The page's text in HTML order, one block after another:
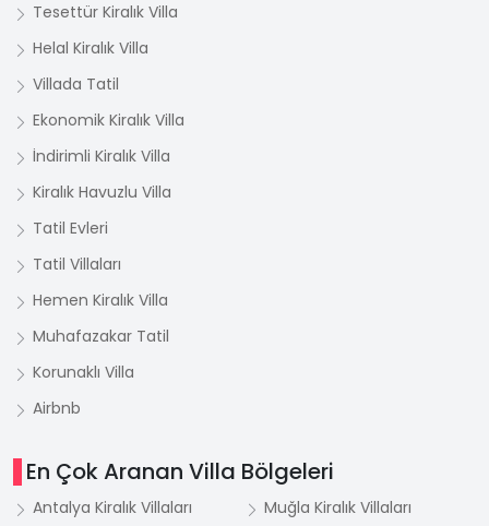
Tesettür Kiralık Villa
Helal Kiralık Villa
Villada Tatil
Ekonomik Kiralık Villa
İndirimli Kiralık Villa
Kiralık Havuzlu Villa
Tatil Evleri
Tatil Villaları
Hemen Kiralık Villa
Muhafazakar Tatil
Korunaklı Villa
Airbnb
En Çok Aranan Villa Bölgeleri
Antalya Kiralık Villaları
Muğla Kiralık Villaları